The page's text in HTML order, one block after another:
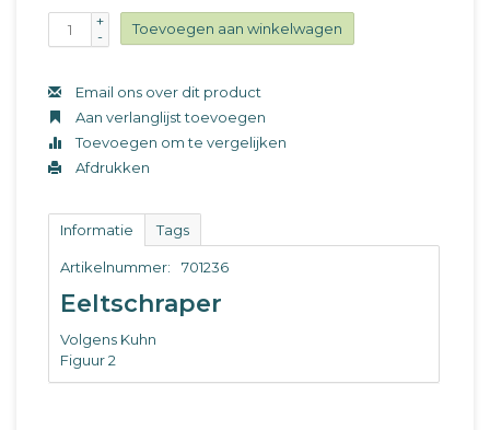
+
-
Toevoegen aan winkelwagen
Email ons over dit product
Aan verlanglijst toevoegen
Toevoegen om te vergelijken
Afdrukken
Informatie Tags
Artikelnummer: 701236
Eeltschraper
Volgens Kuhn
Figuur 2